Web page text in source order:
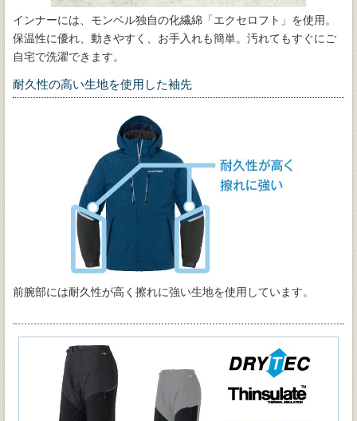
インナーには、モンベル独自の化繊綿「エクセロフト」を使用。
保温性に優れ、動きやすく、お手入れも簡単。汚れてもすぐにご
自宅で洗濯できます。
耐久性の高い生地を使用した袖先
前腕部には耐久性が高く擦れに強い生地を使用しています。